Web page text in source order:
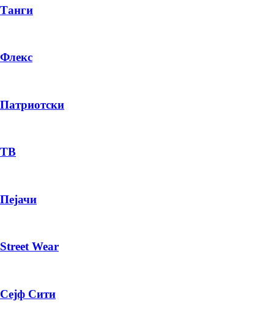
PRODUCT
ПЛАТИ ПРИ ДОСТАВА ВО КЕШ
Танги
Флекс
Патриотски
ТВ
Пејачи
Street Wear
Сејф Сити